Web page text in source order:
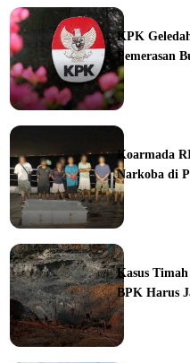
KPK
Pemerasan
Koarmada
Narkoba di
Kasus
BPK Harus